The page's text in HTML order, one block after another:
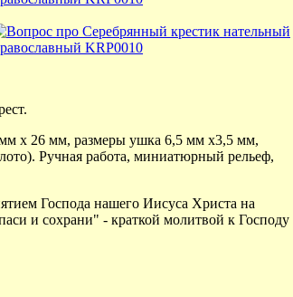
х 26 мм, размеры ушка 6,5 мм х3,5 мм,
Ручная работа, миниатюрный рельеф,
Господа нашего Иисуса Христа на
и сохрани" - краткой молитвой к Господу